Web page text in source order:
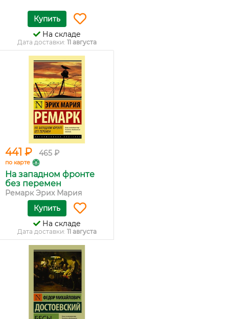
Купить
На складе
Дата доставки: 11 августа
441 ₽ 465 ₽
по карте
На западном фронте
без перемен
Ремарк Эрих Мария
Купить
На складе
Дата доставки: 11 августа